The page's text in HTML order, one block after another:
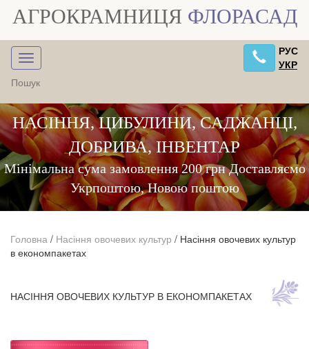
АГРОКРАМНИЦЯ ФЛОРАСАД
РУС
УКР
НАСІННЯ, ЦИБУЛИНИ, САДЖАНЦІ,
ДОБРИВА, ІНВЕНТАР
Мінімальна сума замовлення 200 грн Доставляємо
Укрпоштою, Новою поштою
Головна / Насіння овочевих культур / Насіння овочевих культур
в економпакетах
НАСІННЯ ОВОЧЕВИХ КУЛЬТУР В ЕКОНОМПАКЕТАХ